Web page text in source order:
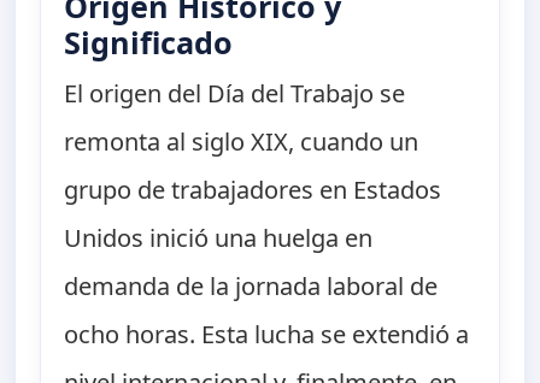
Significado
El origen del Día del Trabajo se
remonta al siglo XIX, cuando un
grupo de trabajadores en Estados
Unidos inició una huelga en
demanda de la jornada laboral de
ocho horas. Esta lucha se extendió a